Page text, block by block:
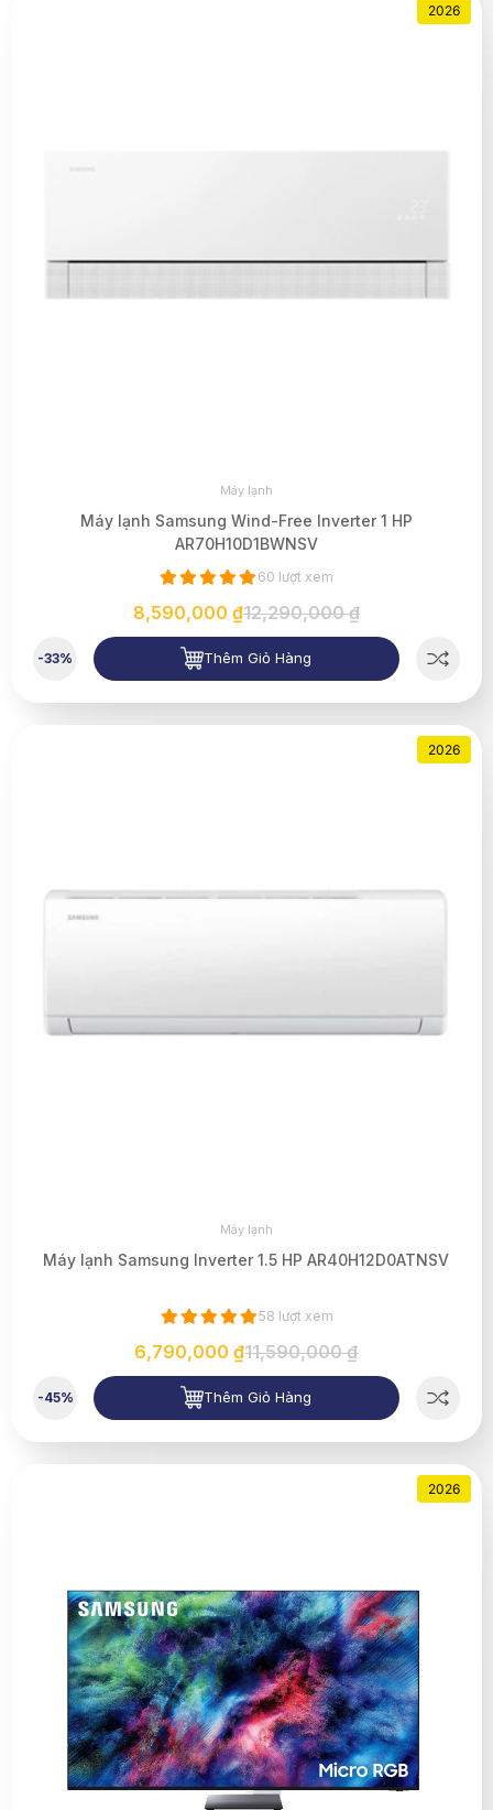
2026
Máy lạnh
Máy lạnh Samsung Wind-Free Inverter 1 HP
AR70H10D1BWNSV
60 lượt xem
8,590,000 ₫12,290,000 ₫
-33% Thêm Giỏ Hàng
2026
Máy lạnh
Máy lạnh Samsung Inverter 1.5 HP AR40H12D0ATNSV
58 lượt xem
6,790,000 ₫11,590,000 ₫
-45% Thêm Giỏ Hàng
2026